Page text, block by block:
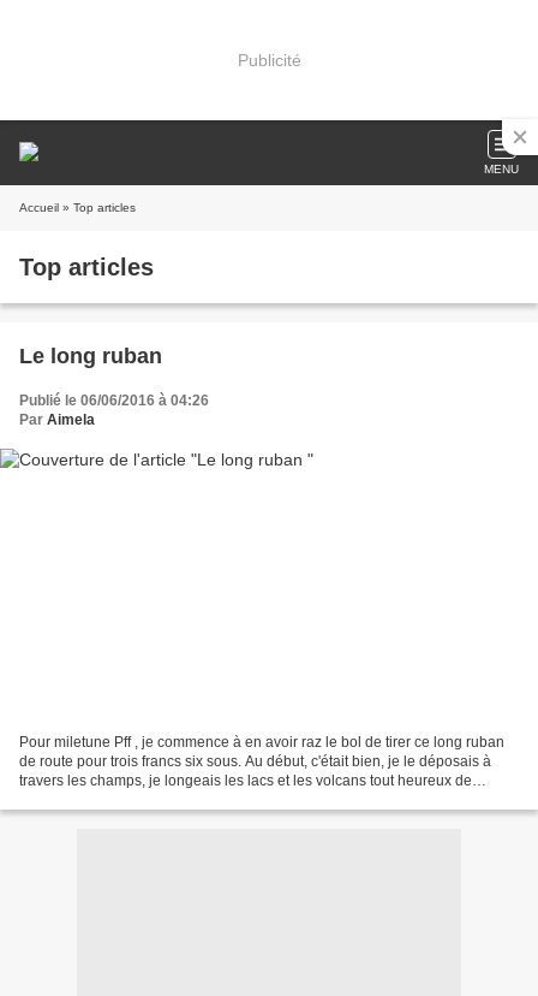
Publicité
MENU
Accueil » Top articles
Top articles
Le long ruban
Publié le 06/06/2016 à 04:26
Par Aimela
Pour miletune Pff , je commence à en avoir raz le bol de tirer ce long ruban
de route pour trois francs six sous. Au début, c'était bien, je le déposais à
travers les champs, je longeais les lacs et les volcans tout heureux de